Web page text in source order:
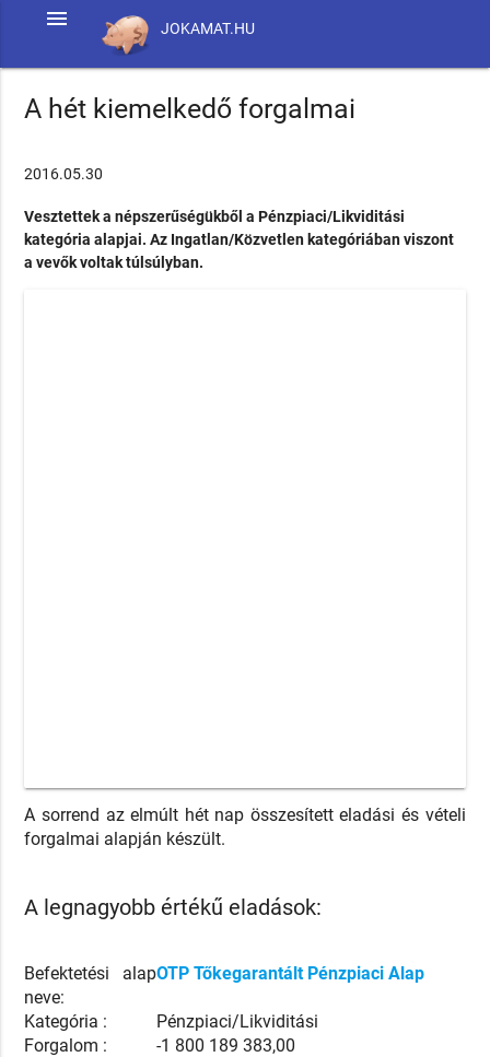
JOKAMAT.HU
menu
A hét kiemelkedő forgalmai
2016.05.30
Vesztettek a népszerűségükből a Pénzpiaci/Likviditási
kategória alapjai. Az Ingatlan/Közvetlen kategóriában viszont
a vevők voltak túlsúlyban.
A sorrend az elmúlt hét nap összesített eladási és vételi
forgalmai alapján készült.
A legnagyobb értékű eladások:
Befektetési alap
neve:
OTP Tőkegarantált Pénzpiaci Alap
Kategória :
Pénzpiaci/Likviditási
Forgalom :
-1 800 189 383,00